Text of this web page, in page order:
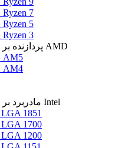
پردازنده Ryzen 7
پردازنده Ryzen 5
پردازنده Ryzen 3
پردازنده بر اساس سوکت AMD
پردازنده AM5
پردازنده AM4
مادربرد بر اساس سوکت Intel
مادربرد LGA 1851
مادربرد LGA 1700
مادربرد LGA 1200